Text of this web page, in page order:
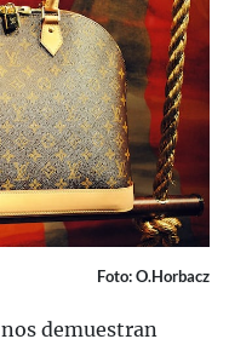
Foto: O.Horbacz
nos demuestran